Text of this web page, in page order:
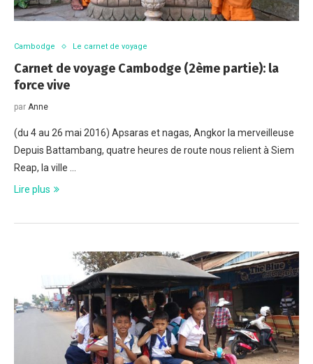
Cambodge Le carnet de voyage
Carnet de voyage Cambodge (2ème partie): la
force vive
par Anne
(du 4 au 26 mai 2016) Apsaras et nagas, Angkor la merveilleuse
Depuis Battambang, quatre heures de route nous relient à Siem
Reap, la ville …
Lire plus